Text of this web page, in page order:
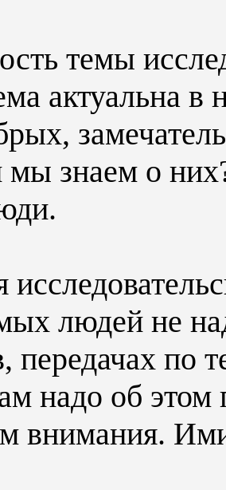
темы
актуальна в
знаем о
людей не
передачах по
надо об этом
внимания.